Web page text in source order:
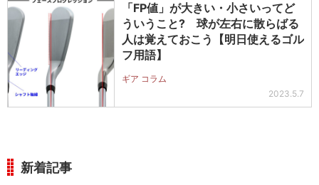
「FP値」が大きい・小さいってど
ういうこと? 球が左右に散らばる
人は覚えておこう【明日使えるゴル
フ用語】
ギア コラム
2023.5.7
新着記事